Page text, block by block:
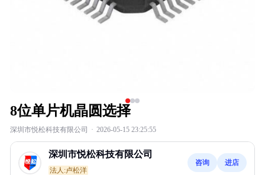
8位单片机晶圆选择
深圳市悦松科技有限公司 · 2026-05-15 23:25:55
深圳市悦松科技有限公司
法人:卢松洋
咨询 进店